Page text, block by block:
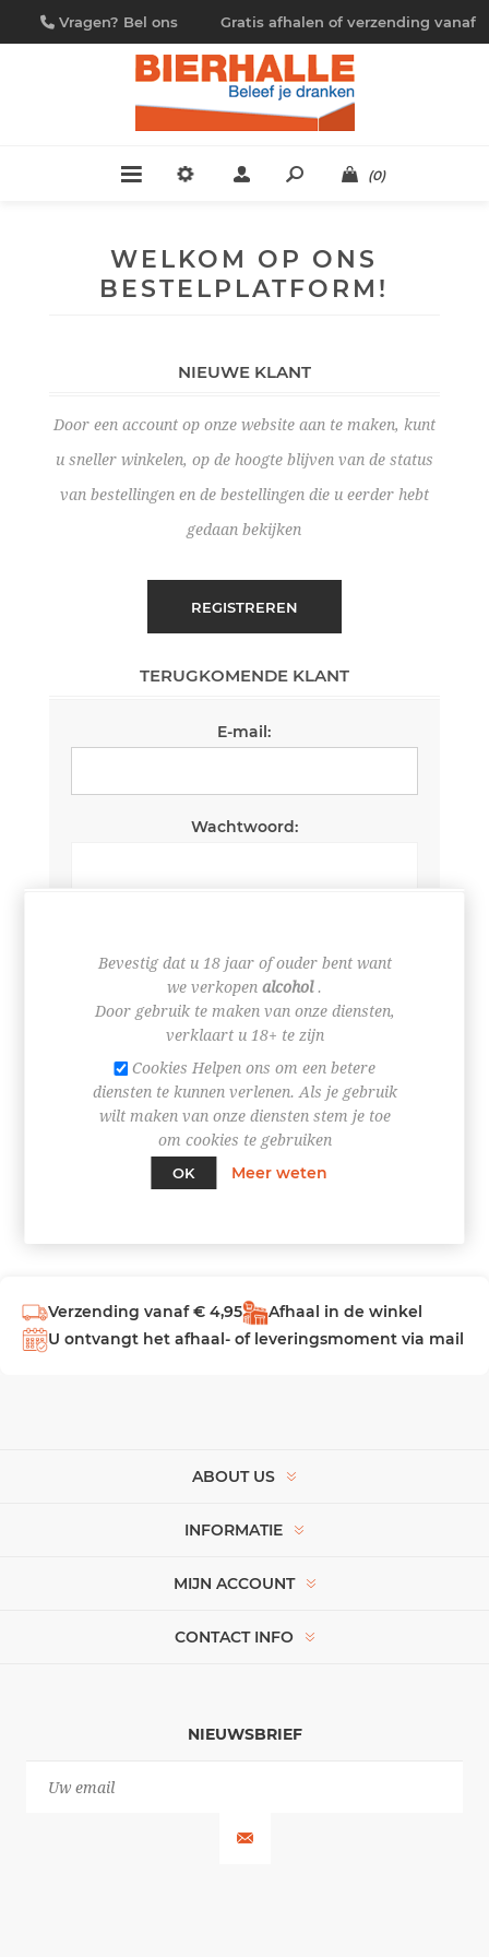
Vragen? Bel ons
09/230.88.44
Gratis afhalen of verzending vanaf
€ 4,95
(0)
WELKOM OP ONS
BESTELPLATFORM!
NIEUWE KLANT
Door een account op onze website aan te maken, kunt
u sneller winkelen, op de hoogte blijven van de status
van bestellingen en de bestellingen die u eerder hebt
gedaan bekijken
REGISTREREN
TERUGKOMENDE KLANT
E-mail:
Wachtwoord:
Wachtwoord vergeten?
INLOGGEN
Verzending vanaf € 4,95
Afhaal in de winkel
U ontvangt het afhaal- of leveringsmoment via mail
ABOUT US
INFORMATIE
MIJN ACCOUNT
CONTACT INFO
NIEUWSBRIEF
Bevestig dat u 18 jaar of ouder bent want
we verkopen alcohol.
Door gebruik te maken van onze diensten,
verklaart u 18+ te zijn
Cookies Helpen ons om een betere
diensten te kunnen verlenen. Als je gebruik
wilt maken van onze diensten stem je toe
om cookies te gebruiken
OK
Meer weten